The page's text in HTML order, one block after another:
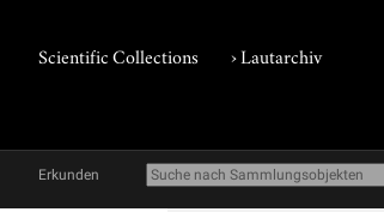
Scientific Collections ›Lautarchiv
Erkunden